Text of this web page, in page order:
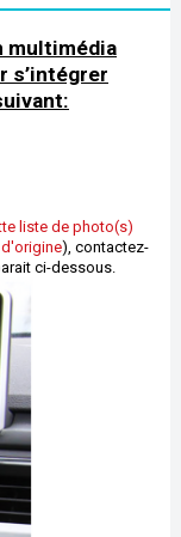
multimédia
s’intégrer
liste de photo(s)
), contactez-
ci-dessous.